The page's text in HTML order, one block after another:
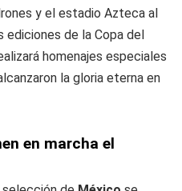
y el estadio Azteca al
de la Copa del
homenajes especiales
la gloria eterna en
en marcha el